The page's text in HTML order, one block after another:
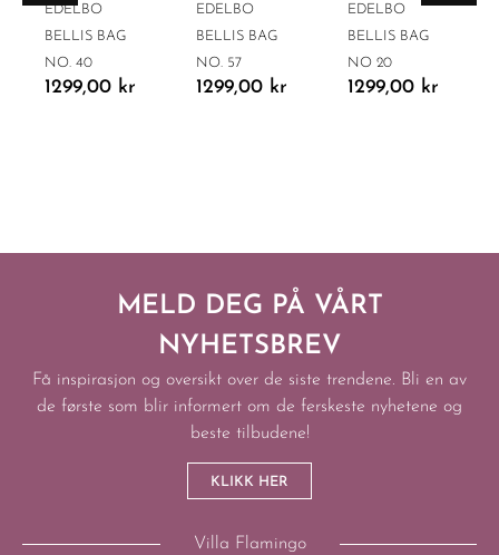
EDELBO
BELLIS BAG
NO. 40
1299,00 kr
EDELBO
BELLIS BAG
NO. 57
1299,00 kr
EDELBO
BELLIS BAG
NO 20
1299,00 kr
MELD DEG PÅ VÅRT
NYHETSBREV
Få inspirasjon og oversikt over de siste trendene. Bli en av
de første som blir informert om de ferskeste nyhetene og
beste tilbudene!
KLIKK HER
Villa Flamingo